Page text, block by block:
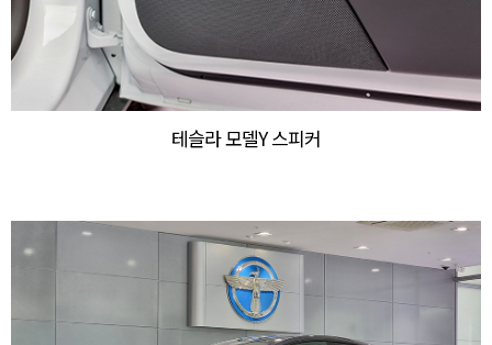
테슬라 모델Y 스피커